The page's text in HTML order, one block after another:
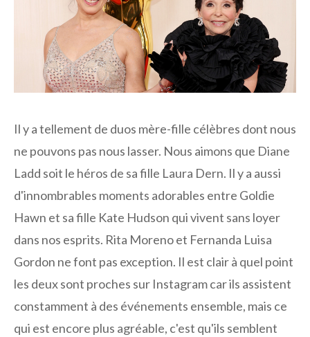
Il y a tellement de duos mère-fille célèbres dont nous
ne pouvons pas nous lasser. Nous aimons que Diane
Ladd soit le héros de sa fille Laura Dern. Il y a aussi
d'innombrables moments adorables entre Goldie
Hawn et sa fille Kate Hudson qui vivent sans loyer
dans nos esprits. Rita Moreno et Fernanda Luisa
Gordon ne font pas exception. Il est clair à quel point
les deux sont proches sur Instagram car ils assistent
constamment à des événements ensemble, mais ce
qui est encore plus agréable, c'est qu'ils semblent